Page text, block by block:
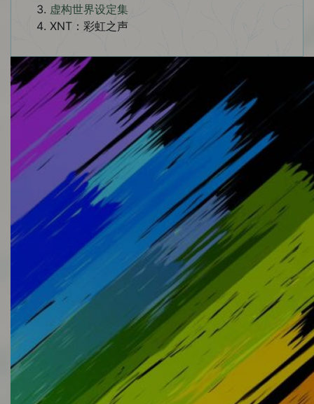
虚构世界设定集
XNT：彩虹之声